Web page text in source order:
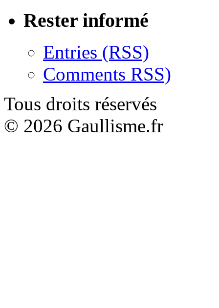
Rester informé
Entries (RSS)
Comments RSS)
Tous droits réservés
© 2026 Gaullisme.fr